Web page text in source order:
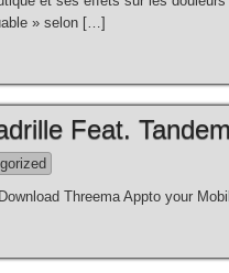
» selon […]
Feat.
Threema Appto your